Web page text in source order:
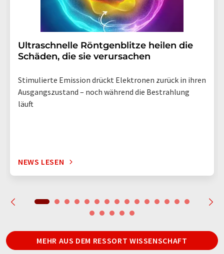
Ultraschnelle Röntgenblitze heilen die
Schäden, die sie verursachen
Stimulierte Emission drückt Elektronen zurück in ihren
Ausgangszustand – noch während die Bestrahlung
läuft
NEWS LESEN
MEHR AUS DEM RESSORT WISSENSCHAFT